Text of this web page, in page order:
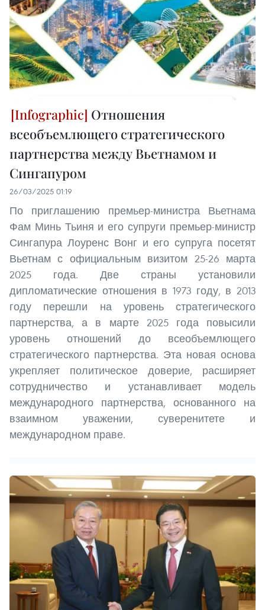
Отношения
всеобъемлющего стратегического
партнерства между Вьетнамом и
Сингапуром
26/03/2025 01:19
По приглашению премьер-министра Вьетнама
Фам Минь Тьиня и его супруги премьер-министр
Сингапура Лоуренс Вонг и его супруга посетят
Вьетнам с официальным визитом 25-26 марта
2025 года. Две страны установили
дипломатические отношения в 1973 году, в 2013
году перешли на уровень стратегического
партнерства, а в марте 2025 года повысили
уровень отношений до всеобъемлющего
стратегического партнерства. Эта новая основа
укрепляет политическое доверие, расширяет
сотрудничество и устанавливает модель
международного партнерства, основанного на
взаимном уважении, суверенитете и
международном праве.